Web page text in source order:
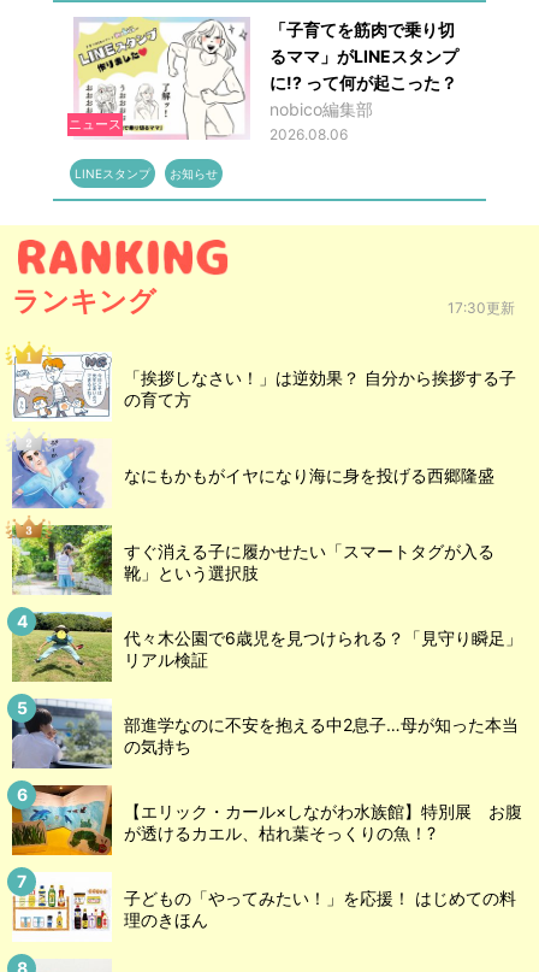
ニュース
「子育てを筋肉で乗り切
るママ」がLINEスタンプ
に!? って何が起こった？
nobico編集部
2026.08.06
LINEスタンプ お知らせ
ランキング 17:30更新
「挨拶しなさい！」は逆効果？ 自分から挨拶する子
の育て方
なにもかもがイヤになり海に身を投げる西郷隆盛
すぐ消える子に履かせたい「スマートタグが入る
靴」という選択肢
代々木公園で6歳児を見つけられる？「見守り瞬足」
リアル検証
部進学なのに不安を抱える中2息子…母が知った本当
の気持ち
【エリック・カール×しながわ水族館】特別展 お腹
が透けるカエル、枯れ葉そっくりの魚！?
子どもの「やってみたい！」を応援！ はじめての料
理のきほん